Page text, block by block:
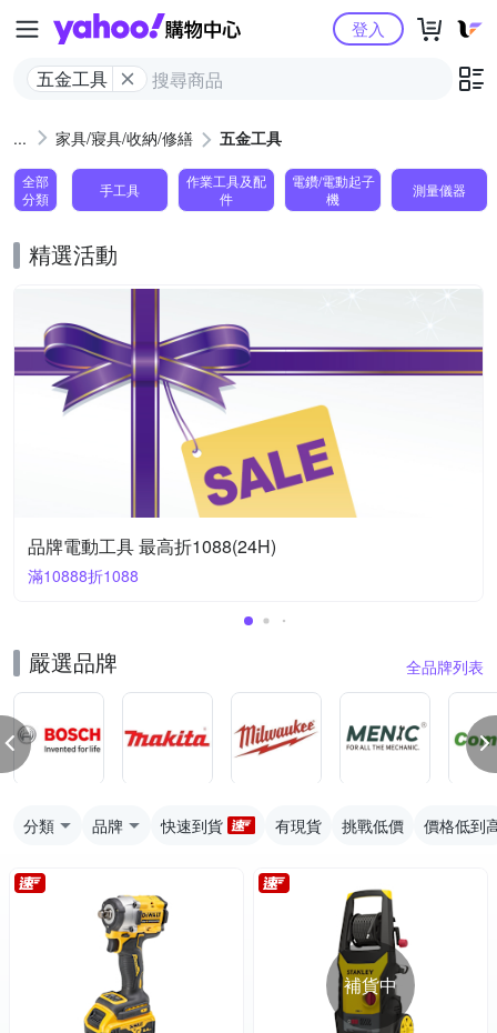
Yahoo購物中心
五金工具
登入
家具/寢具/收納/修繕 五金工具
全部
分類
手工具
作業工具及配
件
電鑽/電動起子
機
測量儀器
精選活動
品牌電動工具 最高折1088(24H)
滿10888折1088
嚴選品牌 全品牌列表
分類 品牌 快速到貨 有現貨 挑戰低價 價格低到
補貨中